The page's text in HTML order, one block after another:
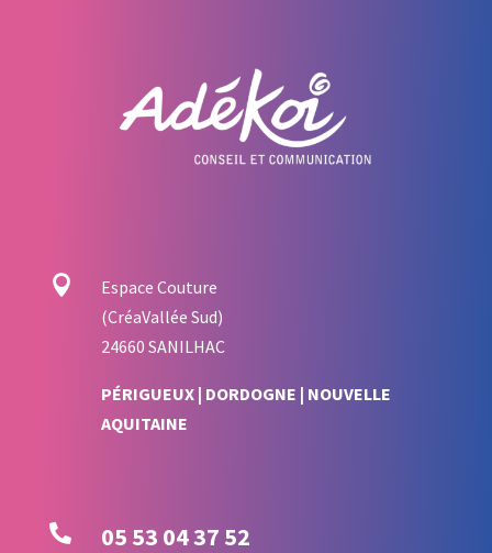

Espace Couture
(CréaVallée Sud)
24660 SANILHAC
PÉRIGUEUX | DORDOGNE | NOUVELLE
AQUITAINE
 05 53 04 37 52